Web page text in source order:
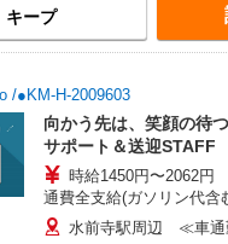
キープ
/●KM-H-2009603
向かう先は、笑顔の待
サポート＆送迎STAFF
時給1450円〜2062円
通費全支給(ガソリン代含
水前寺駅周辺 ≪車